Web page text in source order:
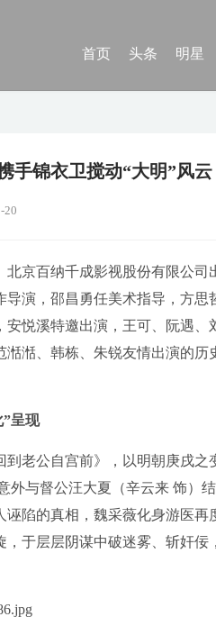
首页 头条 明星
手锦衣卫搅动“大明”风云
20
京百纳千成影视股份有限公司
演，邵昌勇任美术指导，方思
悦溪特邀出演，王可、阮遇、
湉、韩栋、朱锐友情出演的历
”呈现
老公自宫前》，以明朝庚戌之
外与督公汪大夏（辛云来 饰）
陷的真相，魏采薇化身游医再
于层层阴谋中破迷雾、斩奸佞